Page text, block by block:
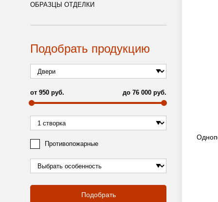
ОБРАЗЦЫ ОТДЕЛКИ
Подобрать продукцию
от 950 руб. до 76 000 руб.
Противопожарные
Подобрать